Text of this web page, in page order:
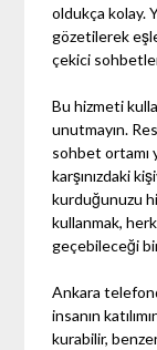
oldukça kolay.
gözetilerek
çekici
Bu hizmeti
unutmayın.
sohbet ortamı
karşınızdaki
kurduğunuzu
kullanmak,
geçebileceği
Ankara
insanın
kurabilir,